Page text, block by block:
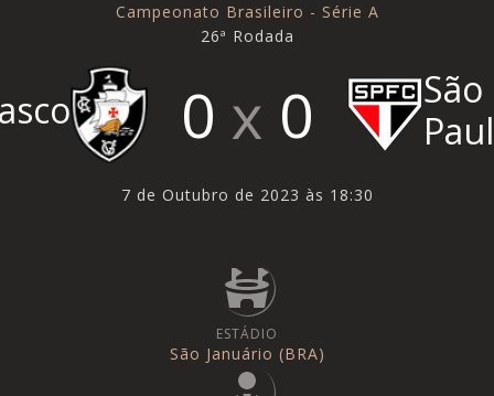
Campeonato Brasileiro - Série A
26ª Rodada
0 0
São
7 de Outubro de 2023 às 18:30
ESTÁDIO
São Januário (BRA)